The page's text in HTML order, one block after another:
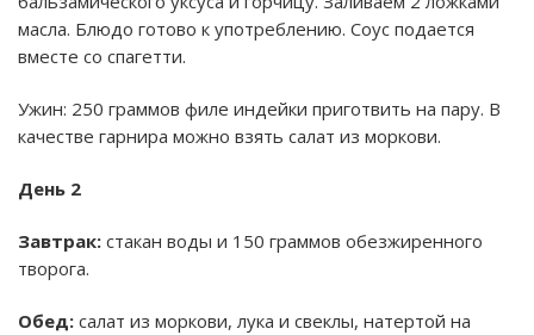
масла. Блюдо готово к употреблению. Соус подается
вместе со спагетти.
Ужин: 250 граммов филе индейки приготвить на пару. В
качестве гарнира можно взять салат из моркови.
День 2
Завтрак: стакан воды и 150 граммов обезжиренного
творога.
Обед: салат из моркови, лука и свеклы, натертой на